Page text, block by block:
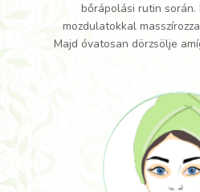
bőrápolási rutin
mozdulatokkal
Majd óvatosan dörzsölje